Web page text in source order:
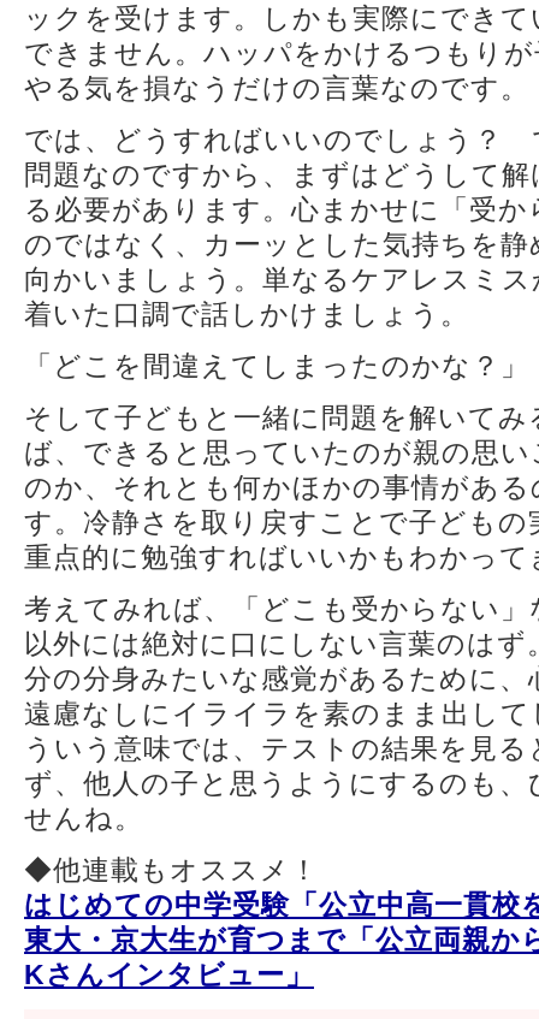
ックを受けます。しかも実際にでき
できません。ハッパをかけるつもり
やる気を損なうだけの言葉なのです。
では、どうすればいいのでしょう？
問題なのですから、まずはどうして
る必要があります。心まかせに「受
のではなく、カーッとした気持ちを
向かいましょう。単なるケアレスミ
着いた口調で話しかけましょう。
「どこを間違えてしまったのかな？」
そして子どもと一緒に問題を解いて
ば、できると思っていたのが親の思
のか、それとも何かほかの事情があ
す。冷静さを取り戻すことで子ども
重点的に勉強すればいいかもわかって
考えてみれば、「どこも受からない
以外には絶対に口にしない言葉のは
分の分身みたいな感覚があるために
遠慮なしにイライラを素のまま出し
ういう意味では、テストの結果を見
ず、他人の子と思うようにするのも
せんね。
◆他連載もオススメ！
はじめての中学受験「公立中高一貫校
東大・京大生が育つまで「公立両親
Kさんインタビュー」